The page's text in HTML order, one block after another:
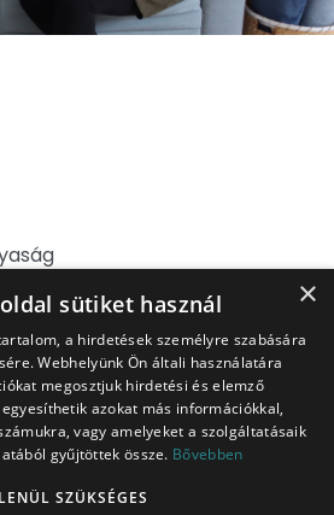
Feltételek
ITT!
×
sütiket használ
a hirdetések személyre szabására
Webhelyünk Ön általi használatára
megosztjuk hirdetési és elemző
azokat más információkkal,
vagy amelyeket a szolgáltatásaik
gyűjtöttek össze. Bővebben
SZÜKSÉGES